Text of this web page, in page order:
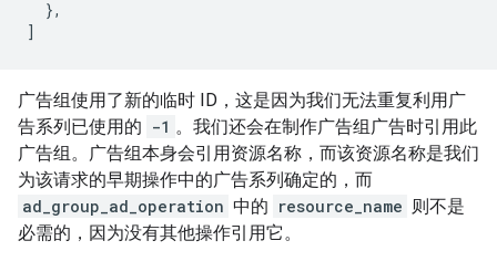
},
]
广告组使用了新的临时 ID，这是因为我们无法重复利用广
告系列已使用的 -1 。我们还会在制作广告组广告时引用此
广告组。广告组本身会引用资源名称，而该资源名称是我们
为该请求的早期操作中的广告系列确定的，而
ad_group_ad_operation 中的 resource_name 则不是
必需的，因为没有其他操作引用它。